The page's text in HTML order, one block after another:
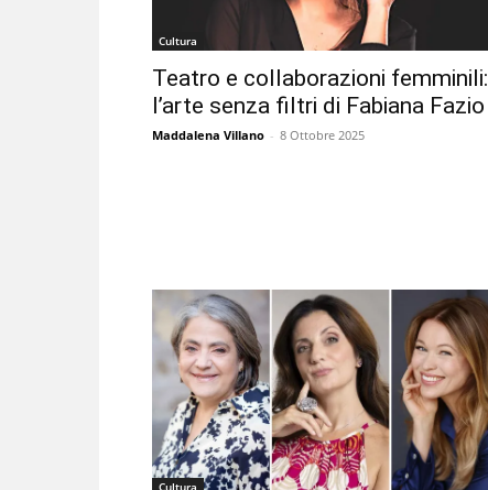
Cultura
Teatro e collaborazioni femminili:
l’arte senza filtri di Fabiana Fazio
Maddalena Villano - 8 Ottobre 2025
Cultura